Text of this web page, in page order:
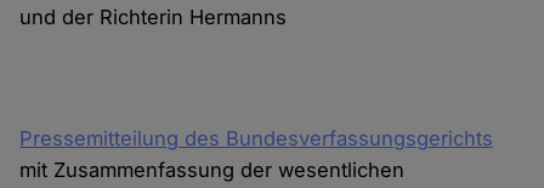
und der Richterin Hermanns
Pressemitteilung des Bundesverfassungsgerichts
mit Zusammenfassung der wesentlichen